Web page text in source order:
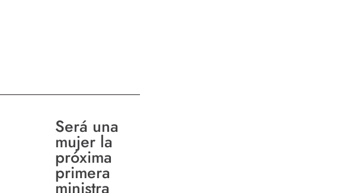
Será una
mujer la
próxima
primera
ministra